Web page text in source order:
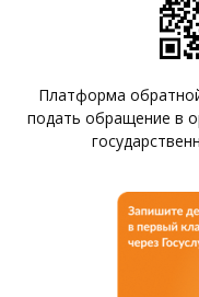
Платформа
подать обращение в